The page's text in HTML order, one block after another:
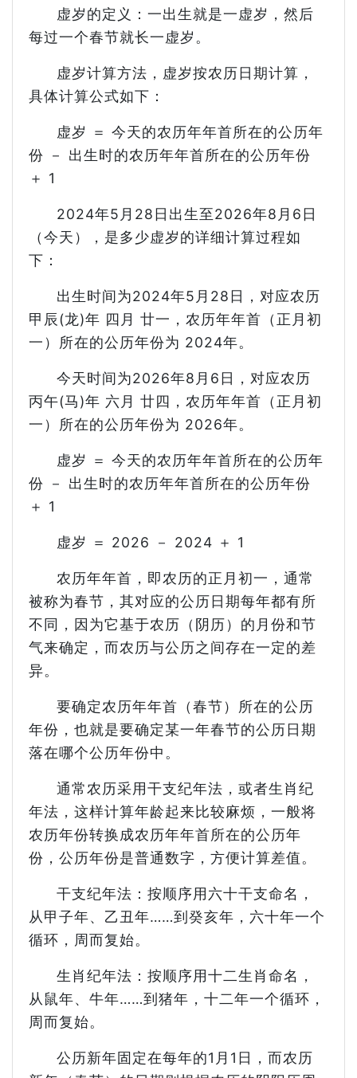
虚岁的定义：一出生就是一虚岁，然后
每过一个春节就长一虚岁。
虚岁计算方法，虚岁按农历日期计算，
具体计算公式如下：
虚岁 ＝ 今天的农历年年首所在的公历年
份 － 出生时的农历年年首所在的公历年份
＋ 1
2024年5月28日出生至2026年8月6日
（今天），是多少虚岁的详细计算过程如
下：
出生时间为2024年5月28日，对应农历
甲辰(龙)年 四月 廿一，农历年年首（正月初
一）所在的公历年份为 2024年。
今天时间为2026年8月6日，对应农历
丙午(马)年 六月 廿四，农历年年首（正月初
一）所在的公历年份为 2026年。
虚岁 ＝ 今天的农历年年首所在的公历年
份 － 出生时的农历年年首所在的公历年份
＋ 1
虚岁 ＝ 2026 － 2024 ＋ 1
农历年年首，即农历的正月初一，通常
被称为春节，其对应的公历日期每年都有所
不同，因为它基于农历（阴历）的月份和节
气来确定，而农历与公历之间存在一定的差
异。
要确定农历年年首（春节）所在的公历
年份，也就是要确定某一年春节的公历日期
落在哪个公历年份中。
通常农历采用干支纪年法，或者生肖纪
年法，这样计算年龄起来比较麻烦，一般将
农历年份转换成农历年年首所在的公历年
份，公历年份是普通数字，方便计算差值。
干支纪年法：按顺序用六十干支命名，
从甲子年、乙丑年……到癸亥年，六十年一个
循环，周而复始。
生肖纪年法：按顺序用十二生肖命名，
从鼠年、牛年……到猪年，十二年一个循环，
周而复始。
公历新年固定在每年的1月1日，而农历